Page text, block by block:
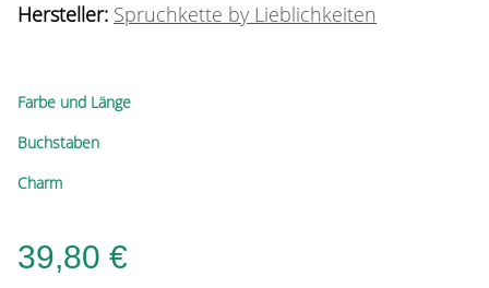
Hersteller: Spruchkette by Lieblichkeiten
Farbe und Länge
Buchstaben
Charm
39,80 €